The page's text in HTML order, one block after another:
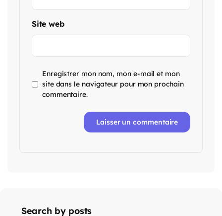
Site web
Enregistrer mon nom, mon e-mail et mon
site dans le navigateur pour mon prochain
commentaire.
Search by posts